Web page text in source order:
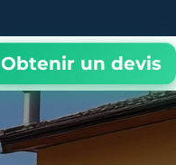
Obtenir un devis